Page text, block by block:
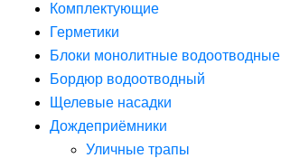
Комплектующие
Герметики
Блоки монолитные водоотводные
Бордюр водоотводный
Щелевые насадки
Дождеприёмники
Уличные трапы